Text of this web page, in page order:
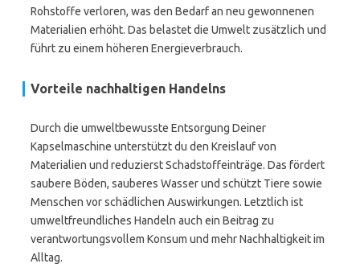
Rohstoffe verloren, was den Bedarf an neu gewonnenen
Materialien erhöht. Das belastet die Umwelt zusätzlich und
führt zu einem höheren Energieverbrauch.
Vorteile nachhaltigen Handelns
Durch die umweltbewusste Entsorgung Deiner
Kapselmaschine unterstützt du den Kreislauf von
Materialien und reduzierst Schadstoffeinträge. Das fördert
saubere Böden, sauberes Wasser und schützt Tiere sowie
Menschen vor schädlichen Auswirkungen. Letztlich ist
umweltfreundliches Handeln auch ein Beitrag zu
verantwortungsvollem Konsum und mehr Nachhaltigkeit im
Alltag.